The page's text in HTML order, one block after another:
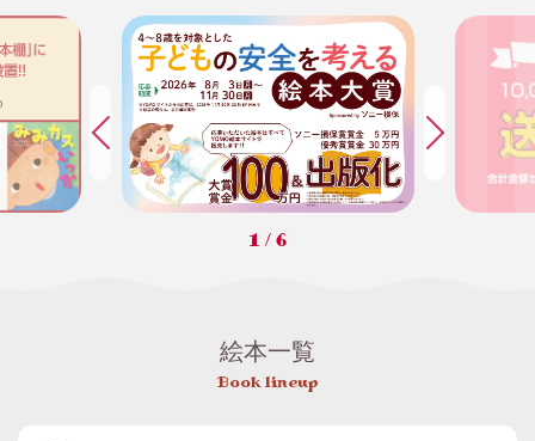
1 / 6
絵本一覧
Book lineup